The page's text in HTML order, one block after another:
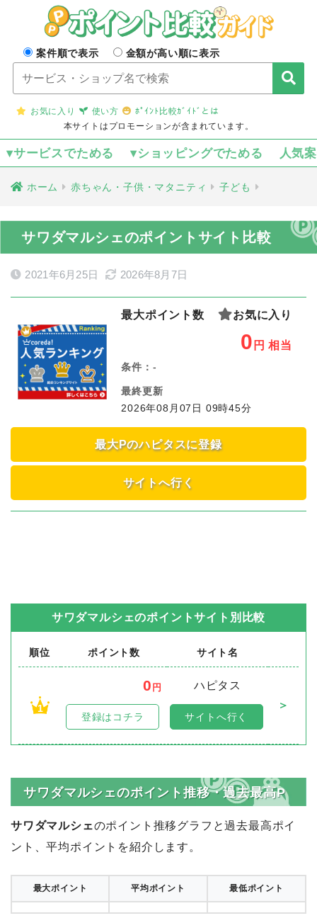
案件順で表示 金額が高い順に表示
お気に入り 使い方
ﾎﾟｲﾝﾄ比較ｶﾞｲﾄﾞとは
本サイトはプロモーションが含まれています。
▾サービスでためる ▾ショッピングでためる 人気
ホーム 赤ちゃん・子供・マタニティ 子ども
サワダマルシェのポイントサイト比較
2021年6月25日 2026年8月7日
最大ポイント数 お気に入り
0 円 相当
条件： -
最終更新
2026年08月07日 09時45分
最大Pのハピタスに登録
サイトへ行く
サワダマルシェのポイントサイト別比較
順位 ポイント数 サイト名
1
0 円
ハピタス
＞
登録はコチラ サイトへ行く
サワダマルシェのポイント推移・過去最高P
サワダマルシェのポイント推移グラフと過去最高ポイ
ント、平均ポイントを紹介します。
最大ポイント 平均ポイント 最低ポイント